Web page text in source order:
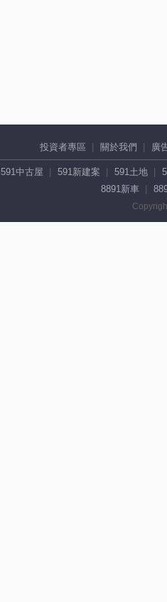
投資者專區 關於我們 廣
591中古屋 591新建案 591土地
8891新車